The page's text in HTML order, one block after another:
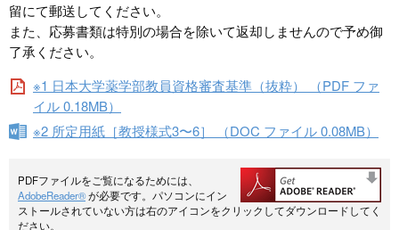
留にて郵送してください。
また、応募書類は特別の場合を除いて返却しませんので予め御
了承ください。
※1 日本大学薬学部教員資格審査基準（抜粋） （PDF ファ
イル 0.18MB）
※2 所定用紙［教授様式3〜6］ （DOC ファイル 0.08MB）
PDFファイルをご覧になるためには、
AdobeReader®が必要です。パソコンにイン
ストールされていない方は右のアイコンをクリックしてダウンロードしてく
ださい。